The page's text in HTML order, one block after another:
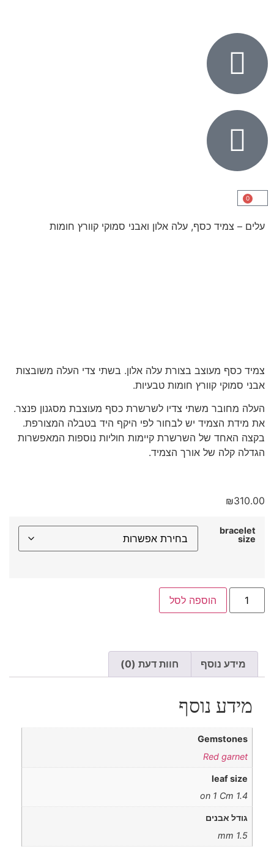
0
עלים – צמיד כסף, עלה אלון ואבני סמוקי קוורץ חומות
צמיד כסף מעוצב בצורת עלה אלון. בשתי צדי העלה משובצות
אבני סמוקי קוורץ חומות טבעיות.
העלה מחובר משתי צדיו לשרשרת כסף מעוצבת מסגנון פנצר.
את מידת הצמיד יש לבחור לפי היקף היד בטבלה המצורפת.
בקצה האחד של השרשרת קיימות חוליות נוספות המאפשרות
הגדלה קלה של אורך הצמיד.
₪310.00
bracelet
size
הוספה לסל
מידע נוסף חוות דעת (0)
מידע נוסף
Gemstones
Red garnet
leaf size
1.4 on 1 Cm
גודל אבנים
1.5 mm